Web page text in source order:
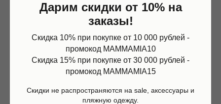
Дарим скидки от 10% на
заказы!
Скидка 10% при покупке от 10 000 рублей -
промокод MAMMAMIA10
Скидка 15% при покупке от 30 000 рублей -
промокод MAMMAMIA15
Скидки не распространяются на sale, аксессуары и
пляжную одежду.